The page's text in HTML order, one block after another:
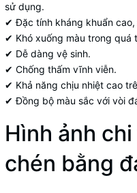
sử dụng.
✔ Đặc tính kháng khuẩn cao,
✔ Khó xuống màu trong quá
✔ Dễ dàng vệ sinh.
✔ Chống thấm vĩnh viễn.
✔ Khả năng chịu nhiệt cao
✔ Đồng bộ màu sắc với vòi
Hình ảnh
chén bằng